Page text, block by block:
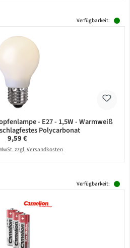
Verfügbarkeit:
- E27 - 1,5W - Warmweiß
Polycarbonat
Regulärer Preis:
9,59 €
zzgl. Versandkosten
Verfügbarkeit: